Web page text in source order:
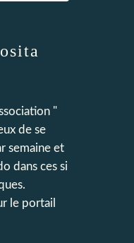
"
de se
semaine et
dans ces si
le portail